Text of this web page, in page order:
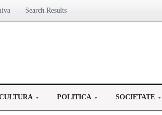
Search Results
POLITICA SOCIETATE